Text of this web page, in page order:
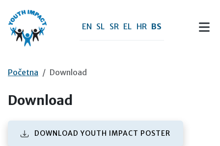
EN SL SR EL HR BS
Početna Download
Download
DOWNLOAD YOUTH IMPACT POSTER